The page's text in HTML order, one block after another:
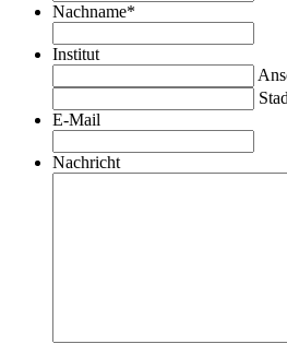
Nachname*
Institut
E-Mail
Nachricht